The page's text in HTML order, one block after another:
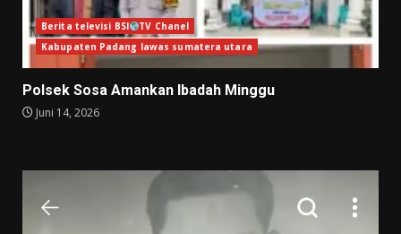
Berita televisi BSI
TV Chanel
Kabupaten Padang lawas sumatera utara
Polsek Sosa Amankan Ibadah Minggu
Juni 14, 2026